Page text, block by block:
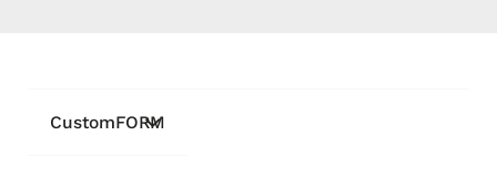
CustomFORM